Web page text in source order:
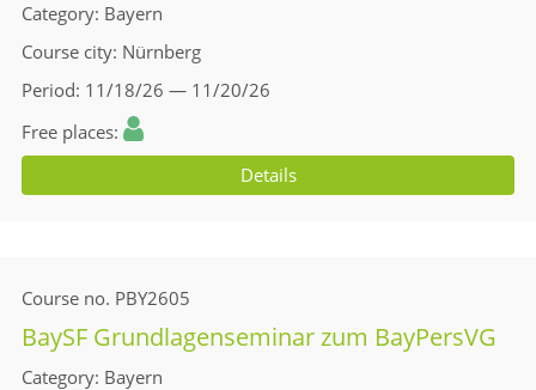
Category Bayern
Course city Nürnberg
Period 11/18/26 — 11/20/26
Free places
Details
Course no. PBY2605
BaySF Grundlagenseminar zum BayPersVG
Category Bayern